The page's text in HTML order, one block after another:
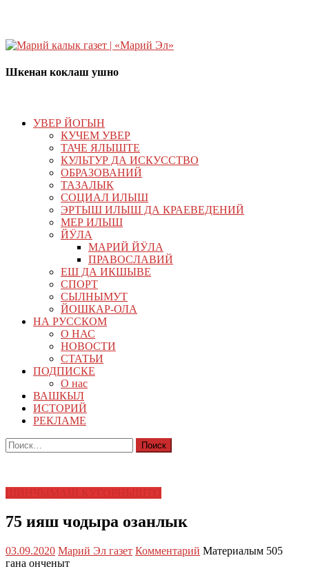
Шкенан коклаш ушно
УВЕР ЙОГЫН
КУЧЕМ УВЕР
ТАЧЕ ЯЛЫШТЕ
КУЛЬТУР ДА ИСКУССТВО
ОБРАЗОВАНИЙ
ТАЗАЛЫК
СОЦИАЛ ИЛЫШ
ЭРТЫШ ИЛЫШ ДА КРАЕВЕДЕНИЙ
МЕР ИЛЫШ
ЙӰЛА
МАРИЙ ЙӰЛА
ПРАВОСЛАВИЙ
ЕШ ДА ИКШЫВЕ
СПОРТ
СЫЛНЫМУТ
ЙОШКАР-ОЛА
НА РУССКОМ
О НАС
НОВОСТИ
СТАТЬИ
ПОДПИСКЕ
О нас
ВАШКЫЛ
ИСТОРИЙ
РЕКЛАМЕ
Найти:
75 ияш чодыра озанлык
03.09.2020 Марий Эл газет Комментарий Материалым 505
гана онченыт